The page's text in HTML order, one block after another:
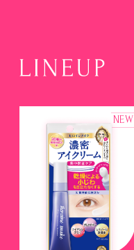
NEW